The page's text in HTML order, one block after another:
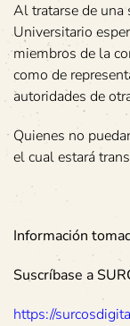
Al tratarse de una
Universitario
miembros de la
como de
autoridades de
Quienes no
el cual estará
Información
Suscríbase a
https://